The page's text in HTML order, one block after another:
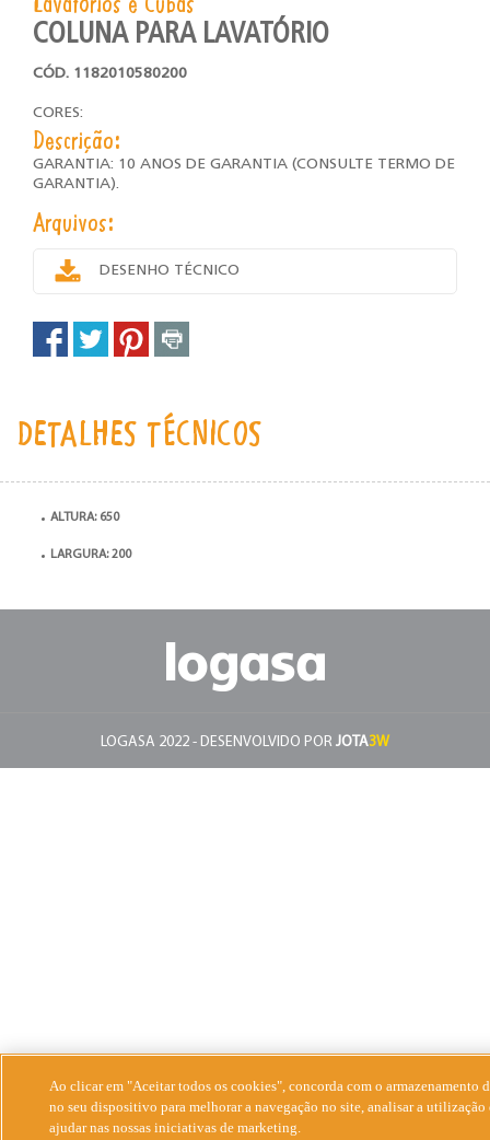
COLUNA PARA LAVATÓRIO
CÓD. 1182010580200
CORES:
Descrição:
GARANTIA: 10 ANOS DE GARANTIA (CONSULTE TERMO DE
GARANTIA).
Arquivos:
DESENHO TÉCNICO
DETALHES TÉCNICOS
ALTURA: 650
LARGURA: 200
LOGASA 2022 - DESENVOLVIDO POR JOTA3W
Ao clicar em "Aceitar todos os cookies", concorda com o armazenamento
no seu dispositivo para melhorar a navegação no site, analisar a utilização
ajudar nas nossas iniciativas de marketing.